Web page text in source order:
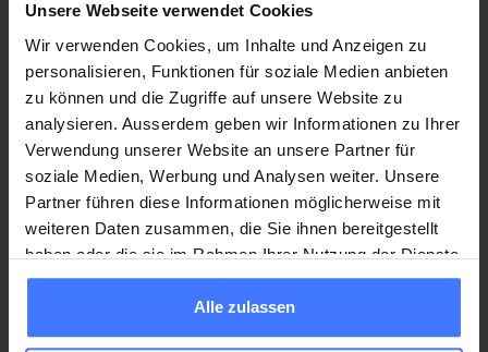
Unsere Webseite verwendet Cookies
Wir verwenden Cookies, um Inhalte und Anzeigen zu
personalisieren, Funktionen für soziale Medien anbieten
zu können und die Zugriffe auf unsere Website zu
analysieren. Ausserdem geben wir Informationen zu Ihrer
Verwendung unserer Website an unsere Partner für
soziale Medien, Werbung und Analysen weiter. Unsere
Partner führen diese Informationen möglicherweise mit
weiteren Daten zusammen, die Sie ihnen bereitgestellt
haben oder die sie im Rahmen Ihrer Nutzung der Dienste
gesammelt haben.
Alle zulassen
Orthopädietechnik
orthopaedietechnik@orthotec.ch
T.+41 41 939 56 00
Für Sie auch interessant
Individuelle Positionierungshilfen und Liegeschalen